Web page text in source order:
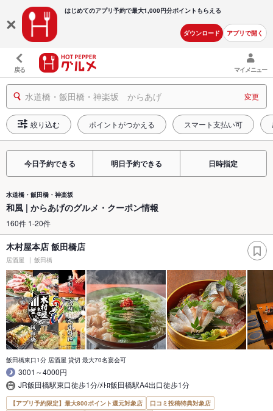
はじめてのアプリ予約で最大1,000円分ポイントもらえる
ダウンロード アプリで開く
戻る マイメニュー
水道橋・飯田橋・神楽坂 からあげ 変更
絞り込む ポイントがつかえる スマート支払い可
今日予約できる 明日予約できる 日時指定
水道橋・飯田橋・神楽坂
和風 | からあげのグルメ・クーポン情報
160件 1-20件
木村屋本店 飯田橋店
居酒屋 飯田橋
飯田橋東口1分 居酒屋 貸切 最大70名宴会可
3001～4000円
JR飯田橋駅東口徒歩1分/ﾒﾄﾛ飯田橋駅A4出口徒歩1分
【アプリ予約限定】最大800ポイント還元対象店
口コミ投稿特典対象店